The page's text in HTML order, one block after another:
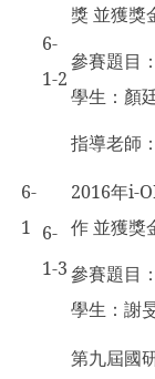
6-
1
6-
1-2
獎 並獲
參賽題目
學生：顏
指導老師
6-
1-3
2016年i-
作 並獲
參賽題目
學生：謝
第九屆國